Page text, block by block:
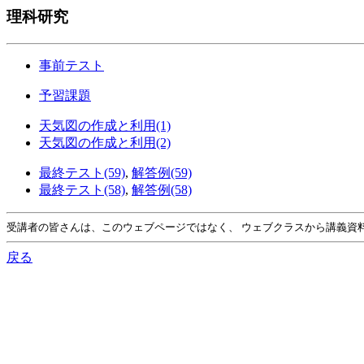
理科研究
事前テスト
予習課題
天気図の作成と利用(1)
天気図の作成と利用(2)
最終テスト(59), 解答例(59)
最終テスト(58), 解答例(58)
受講者の皆さんは、このウェブページではなく、 ウェブクラスから講義資
戻る